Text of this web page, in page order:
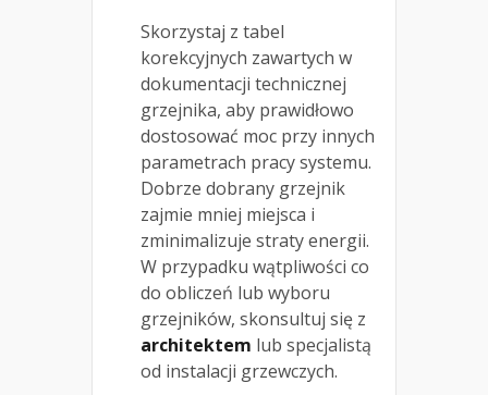
Skorzystaj z tabel
korekcyjnych zawartych w
dokumentacji technicznej
grzejnika, aby prawidłowo
dostosować moc przy innych
parametrach pracy systemu.
Dobrze dobrany grzejnik
zajmie mniej miejsca i
zminimalizuje straty energii.
W przypadku wątpliwości co
do obliczeń lub wyboru
grzejników, skonsultuj się z
architektem lub specjalistą
od instalacji grzewczych.